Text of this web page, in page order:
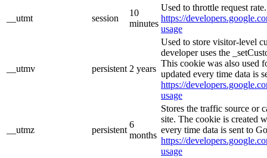
__utmt session
10
minutes
Used to throttle request
https://
usage
__utmv persistent 2 years
Used to store visitor-level
developer uses the
This cookie was also used
updated every time data is
https://
usage
__utmz persistent
6
months
Stores the traffic source or
site. The cookie is created
every time data is sent to
https://
usage